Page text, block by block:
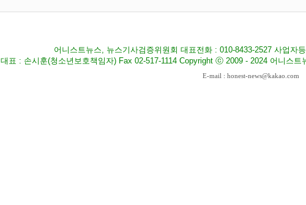
어니스트뉴스, 뉴스기사검증위원회 대표전화 : 010-8433-2527 사업자
대표 : 손시훈(청소년보호책임자) Fax 02-517-1114 Copyright ⓒ 2009 - 2024 어니스
E-mail : honest-news@kakao.com